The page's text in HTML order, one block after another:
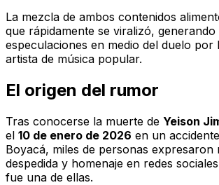
La mezcla de ambos contenidos
que rápidamente se viralizó,
especulaciones en medio del duelo por
artista de música popular.
El origen del rumor
Tras conocerse la muerte de Yeison
el 10 de enero de 2026 en un
Boyacá, miles de personas expresaron
despedida y homenaje en redes
fue una de ellas.